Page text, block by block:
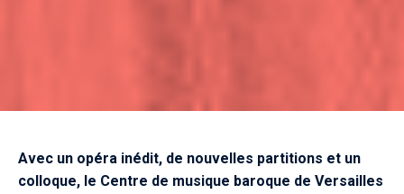
Avec un opéra inédit, de nouvelles partitions et un
colloque, le Centre de musique baroque de Versailles